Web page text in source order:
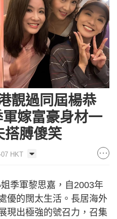
靚過同屆楊恭
嫁富豪身材一
膊傻笑
HKT
季軍黎思嘉，自2003年
優的闊太生活。長居海外
現出極強的號召力，召集